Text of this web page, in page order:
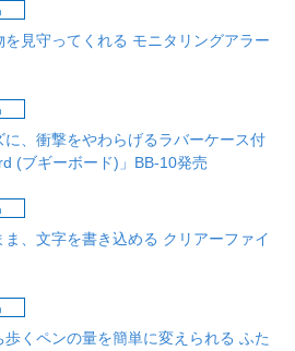
見守ってくれる モニタリングアラー
に、衝撃をやわらげるラバーケース付
(ブギーボード)」BB-10発売
、文字を書き込める クリアーファイ
くペンの量を簡単に変えられる ふた